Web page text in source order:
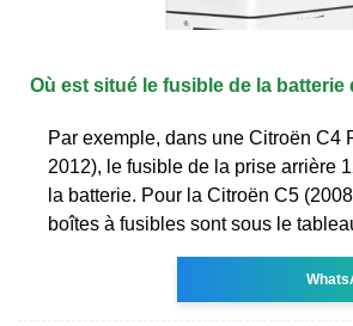
Où est situé le fusible de la batterie
Par exemple, dans une Citroën C4
2012), le fusible de la prise arrière
la batterie. Pour la Citroën C5
boîtes à fusibles sont sous le